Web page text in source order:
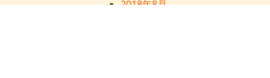
2018年8月